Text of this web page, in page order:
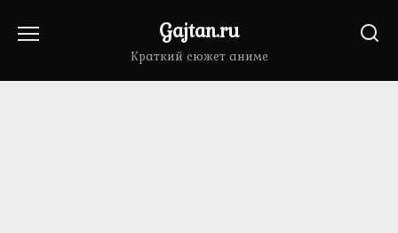
Gajtan.ru
Краткий сюжет аниме